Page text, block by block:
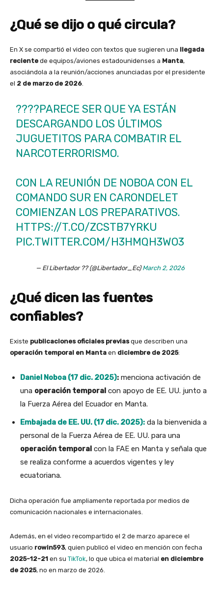
¿Qué se dijo o qué circula?
En X se compartió el video con textos que sugieren una llegada
reciente de equipos/aviones estadounidenses a Manta,
asociándola a la reunión/acciones anunciadas por el presidente
el 2 de marzo de 2026.
????PARECE SER QUE YA ESTÁN
DESCARGANDO LOS ÚLTIMOS
JUGUETITOS PARA COMBATIR EL
NARCOTERRORISMO.
CON LA REUNIÓN DE NOBOA CON EL
COMANDO SUR EN CARONDELET
COMIENZAN LOS PREPARATIVOS.
HTTPS://T.CO/ZCSTB7YRKU
PIC.TWITTER.COM/H3HMQH3WO3
— El Libertador ?? (@Libertador_Ec)March 2, 2026
¿Qué dicen las fuentes
confiables?
Existe publicaciones oficiales previasque describen una
operación temporal en Manta en diciembre de 2025:
Daniel Noboa (17 dic. 2025): menciona activación de
una operación temporal con apoyo de EE. UU. junto a
la Fuerza Aérea del Ecuador en Manta.
Embajada de EE. UU. (17 dic. 2025): da la bienvenida a
personal de la Fuerza Aérea de EE. UU. para una
operación temporal con la FAE en Manta y señala que
se realiza conforme a acuerdos vigentes y ley
ecuatoriana.
Dicha operación fue ampliamente reportada por medios de
comunicación nacionales e internacionales.
Además, en el video recompartido el 2 de marzo aparece el
usuario rowin593, quien publicó el video en mención con fecha
2025-12-21 en su TikTok, lo que ubica el material en diciembre
de 2025, no en marzo de 2026.